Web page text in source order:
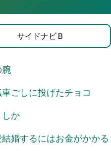
サイドナビＢ
車ごしに投げたチョコ
しか
婚するにはお金がかかる